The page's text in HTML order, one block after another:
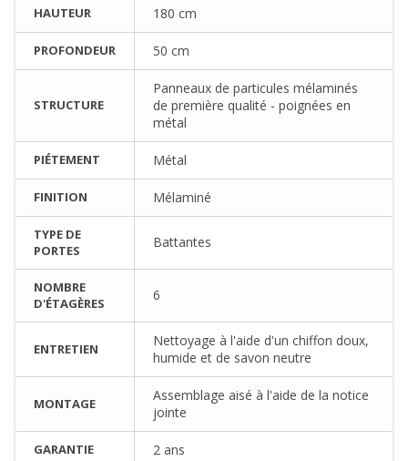
HAUTEUR 180 cm
PROFONDEUR 50 cm
STRUCTURE
Panneaux de particules mélaminés
de première qualité - poignées en
métal
PIÉTEMENT Métal
FINITION Mélaminé
TYPE DE
PORTES
Battantes
NOMBRE
D'ÉTAGÈRES
6
ENTRETIEN
Nettoyage à l'aide d'un chiffon doux,
humide et de savon neutre
MONTAGE
Assemblage aisé à l'aide de la notice
jointe
GARANTIE 2 ans